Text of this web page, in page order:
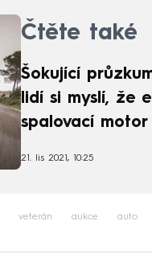
Čtěte také
Šokující
lidí si myslí, že
spalovací motor
21. lis 2021, 10:25
veterán aukce auto